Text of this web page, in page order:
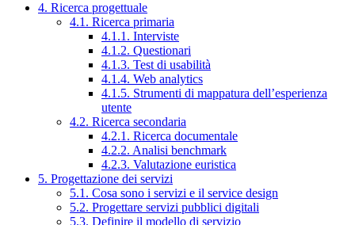
4. Ricerca progettuale
4.1. Ricerca primaria
4.1.1. Interviste
4.1.2. Questionari
4.1.3. Test di usabilità
4.1.4. Web analytics
4.1.5. Strumenti di mappatura dell’esperienza
utente
4.2. Ricerca secondaria
4.2.1. Ricerca documentale
4.2.2. Analisi benchmark
4.2.3. Valutazione euristica
5. Progettazione dei servizi
5.1. Cosa sono i servizi e il service design
5.2. Progettare servizi pubblici digitali
5.3. Definire il modello di servizio